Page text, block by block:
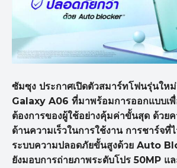
ซัมซุง ประกาศเปิดตัวสมาร์ทโฟนรุ่นให
Galaxy A06 ที่มาพร้อมการออกแบบเ
ต้องการของผู้ใช้อย่างคุ้มค่าขั้นสุด ด้วย
ด้านความเร็วในการใช้งาน การชาร์จ
ระบบความปลอดภัยขั้นสูงด้วย Auto
ยังมอบการถ่ายภาพระดับโปร 50MP แ